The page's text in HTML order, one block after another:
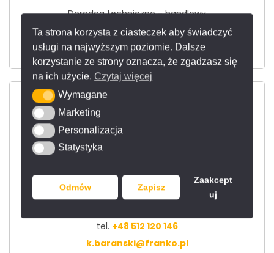
Ta strona korzysta z ciasteczek aby świadczyć
usługi na najwyższym poziomie. Dalsze
korzystanie ze strony oznacza, że zgadzasz się
na ich użycie. Czytaj więcej
WymaganeWymagane
MarketingMarketing
Personalizacja
Personalizacja
StatystykaStatystyka
Odmów Zapisz
Zaakcept
uj
Doradca techniczno - handlowy
tel.+48 513 074 534
d.hilmanowicz@franko.pl
Krzysiek
tel. +48 512 120 146
k.baranski@franko.pl